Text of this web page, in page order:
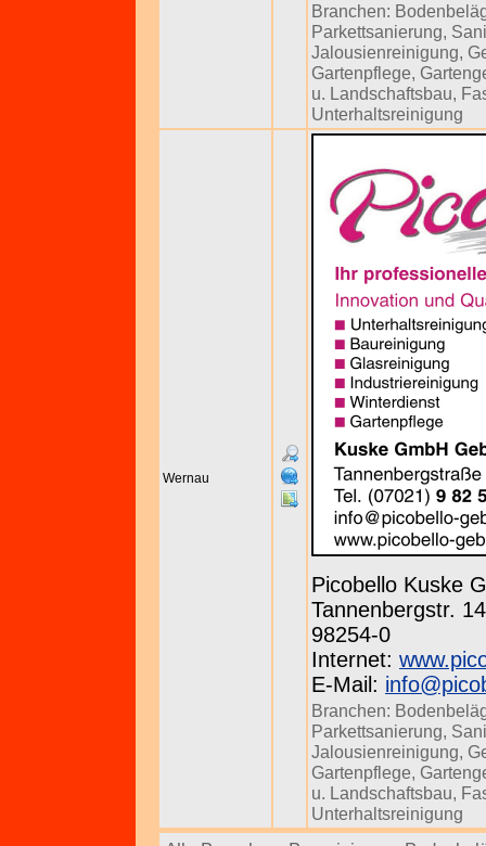
Branchen:
Parkettsanierung,
Jalousienreinigung,
Gartenpflege,
u. Landschaftsbau,
Unterhaltsreinigung
Wernau
Picobello Kuske
Tannenbergstr.
98254-0
Internet:
E-Mail:
Branchen:
Parkettsanierung,
Jalousienreinigung,
Gartenpflege,
u. Landschaftsbau,
Unterhaltsreinigung